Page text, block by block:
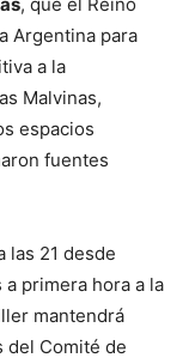
Argentina para
a la
Malvinas,
espacios
fuentes
las 21 desde
primera hora a la
mantendrá
del Comité de